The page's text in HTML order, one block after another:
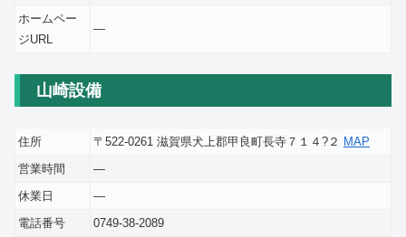
ホームペー
ジURL
―
山崎設備
住所 〒522-0261 滋賀県犬上郡甲良町長寺７１４?２ MAP
営業時間
―
休業日
―
電話番号
0749-38-2089